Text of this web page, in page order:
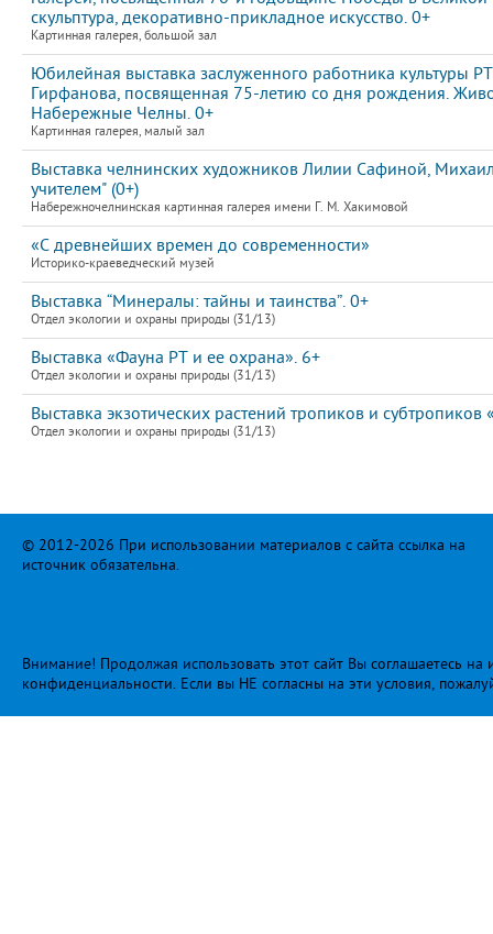
скульптура, декоративно-прикладное искусство. 0+
Картинная галерея, большой зал
Юбилейная выставка заслуженного работника культуры
Гирфанова, посвященная 75-летию со дня рождения.
Набережные Челны. 0+
Картинная галерея, малый зал
Выставка челнинских художников Лилии Сафиной,
учителем" (0+)
Набережночелнинская картинная галерея имени Г. М. Хакимовой
«С древнейших времен до современности»
Историко-краеведческий музей
Выставка “Минералы: тайны и таинства”. 0+
Отдел экологии и охраны природы (31/13)
Выставка «Фауна РТ и ее охрана». 6+
Отдел экологии и охраны природы (31/13)
Выставка экзотических растений тропиков и
Отдел экологии и охраны природы (31/13)
© 2012-2026 При использовании материалов с сайта ссылка на
источник обязательна.
Внимание! Продолжая использовать этот сайт Вы соглашаетесь
конфиденциальности. Если вы НЕ согласны на эти условия,